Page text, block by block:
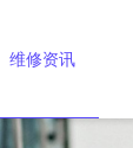
维修资讯